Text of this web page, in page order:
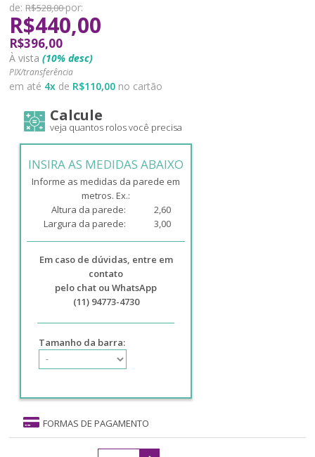
de: R$528,00por:
R$440,00
R$396,00
À vista (10% desc)
PIX/transferência
em até 4x de R$110,00 no cartão
Calcule
veja quantos rolos você precisa
INSIRA AS MEDIDAS ABAIXO
Informe as medidas da parede em
metros. Ex.:
Altura da parede:
2,60
Largura da parede:
3,00
Em caso de dúvidas, entre em
contato
pelo chat ou WhatsApp
(11) 94773-4730
Tamanho da barra:
FORMAS DE PAGAMENTO